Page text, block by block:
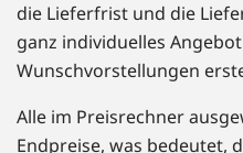
die Lieferfrist und die
ganz individuelles
Wunschvorstellungen
Alle im Preisrechner
Endpreise, was bedeutet,